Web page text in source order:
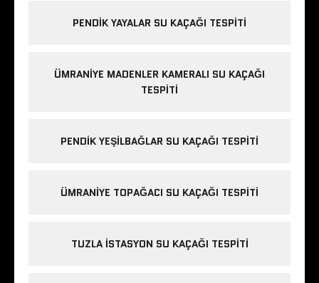
PENDIK YAYALAR SU KAÇAĞI TESPITI
ÜMRANIYE MADENLER KAMERALI SU KAÇAĞI
TESPITI
PENDIK YEŞILBAĞLAR SU KAÇAĞI TESPITI
ÜMRANIYE TOPAĞACI SU KAÇAĞI TESPITI
TUZLA İSTASYON SU KAÇAĞI TESPITI